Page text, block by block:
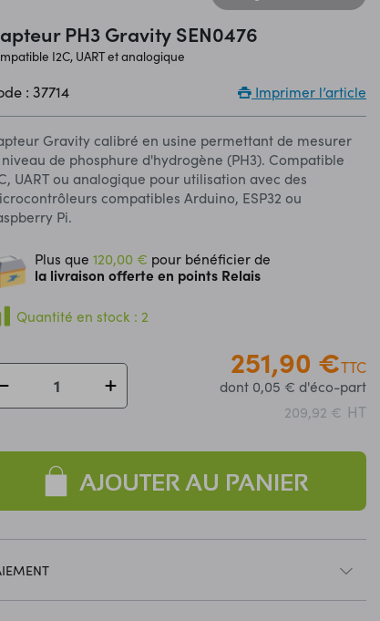
Capteur PH3 Gravity SEN0476
I2C, UART et analogique
: 37714 Imprimer l’article
Gravity calibré en usine permettant de mesurer
de phosphure d'hydrogène (PH3). Compatible
UART ou analogique pour utilisation avec des
compatibles Arduino, ESP32 ou
Pi.
Plus que120,00 € pour bénéficier de
la livraison offerte en points Relais
Quantité en stock : 2
251,90 €TTC
dont 0,05 € d'éco-part
209,92 € HT
AJOUTER AU PANIER